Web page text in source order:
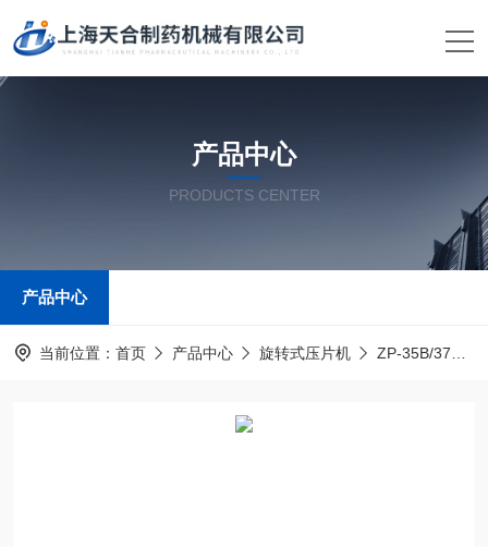
产品中心
PRODUCTS CENTER
产品中心
当前位置： 首页 产品中心 旋转式压片机 ZP-35B/37B